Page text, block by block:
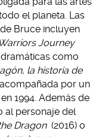
el planeta. Las
Bruce incluyen
Journey
como
la historia de
por un
1994. Además de
al personaje del
Dragon (2016) o